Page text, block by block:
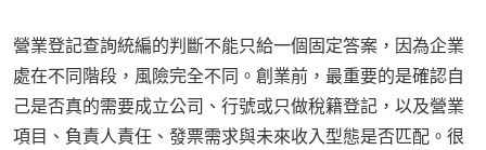
營業登記查詢統編的判斷不能只給一個固定答案，因為企業
處在不同階段，風險完全不同。創業前，最重要的是確認自
己是否真的需要成立公司、行號或只做稅籍登記，以及營業
項目、負責人責任、發票需求與未來收入型態是否匹配。很